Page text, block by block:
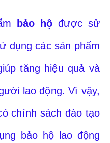
bảo hộ được sử
dụng các sản phẩm
tăng hiệu quả và
lao động. Vì vậy,
chính sách đào tạo
bảo hộ lao động